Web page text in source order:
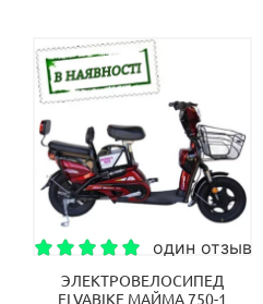
один отзыв
ЭЛЕКТРОВЕЛОСИПЕД
ELVABIKE МАЙМА 750-1